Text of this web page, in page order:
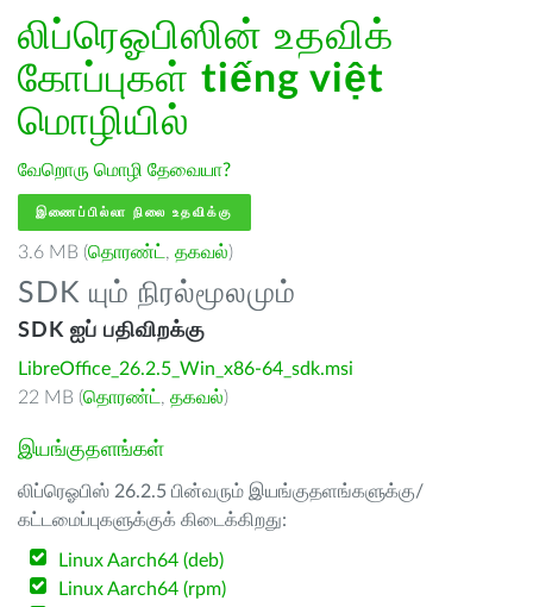
லிப்ரெஓபிஸின் உதவிக்
கோப்புகள் tiếng việt
மொழியில்
வேறொரு மொழி தேவையா?
இணைப்பில்லா நிலை உதவிக்கு
3.6 MB (தொரண்ட் , தகவல்)
SDK யும் நிரல்மூலமும்
SDK ஐப் பதிவிறக்கு
LibreOffice_26.2.5_Win_x86-64_sdk.msi
22 MB (தொரண்ட் , தகவல்)
இயங்குதளங்கள்
லிப்ரெஓபிஸ் 26.2.5 பின்வரும் இயங்குதளங்களுக்கு/
கட்டமைப்புகளுக்குக் கிடைக்கிறது:
Linux Aarch64 (deb)
Linux Aarch64 (rpm)